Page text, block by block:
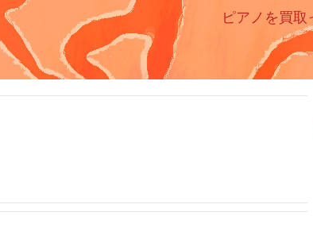
ピアノを買取